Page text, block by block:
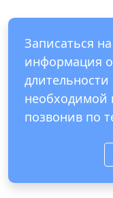
Записаться
информация
необходимой
позвонив по